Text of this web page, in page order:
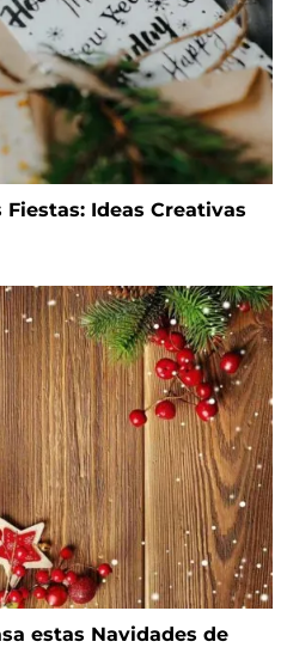
Ideas Creativas
estas Navidades de